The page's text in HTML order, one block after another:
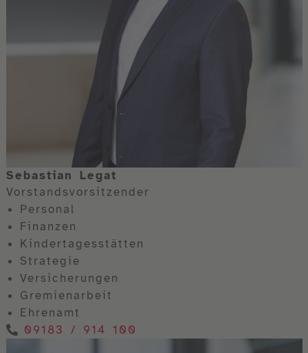
Sebastian Legat
Vorstandsvorsitzender
Personal
Finanzen
Kindertagesstätten
Strategie
Versicherungen
Gremienarbeit
Ehrenamt
09183 / 914 100